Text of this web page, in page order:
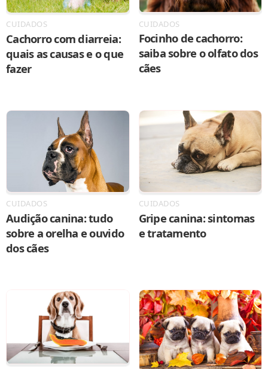
CUIDADOS
Cachorro com diarreia:
quais as causas e o que
fazer
CUIDADOS
Focinho de cachorro:
saiba sobre o olfato dos
cães
CUIDADOS
Audição canina: tudo
sobre a orelha e ouvido
dos cães
CUIDADOS
Gripe canina: sintomas
e tratamento